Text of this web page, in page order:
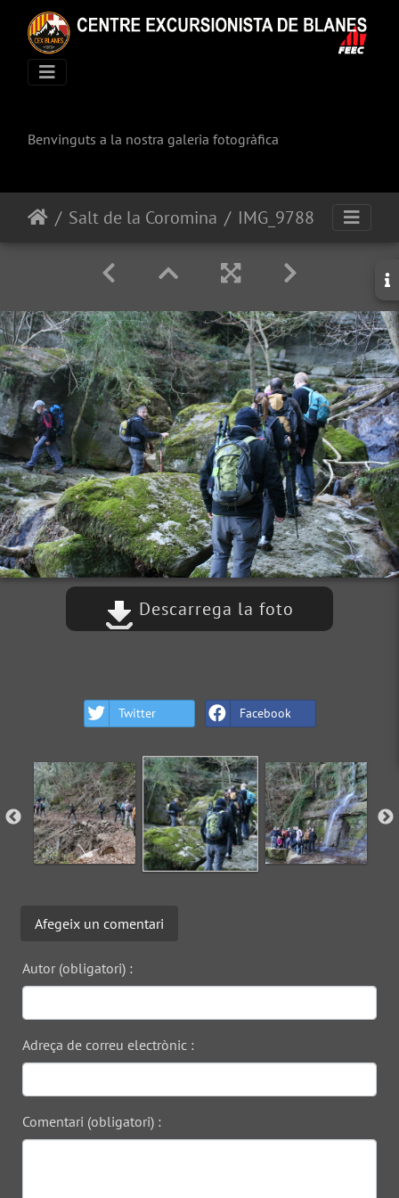
Benvinguts a la nostra galeria fotogràfica
Salt de la Coromina IMG_9788
Descarrega la foto
Twitter Facebook
Afegeix un comentari
Autor (obligatori) :
Adreça de correu electrònic :
Comentari (obligatori) :